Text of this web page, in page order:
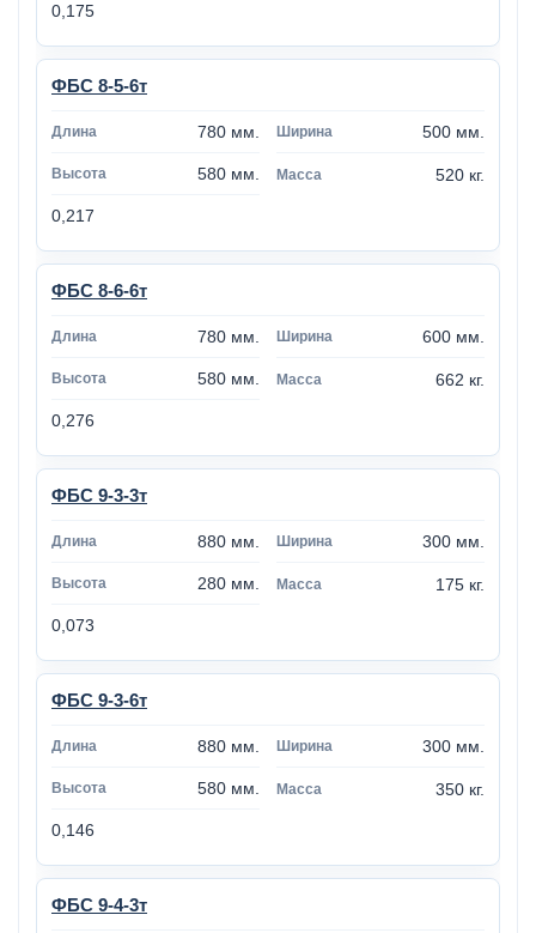
0,175
ФБС 8-5-6т
780 мм. 500 мм.
580 мм. 520 кг.
0,217
ФБС 8-6-6т
780 мм. 600 мм.
580 мм. 662 кг.
0,276
ФБС 9-3-3т
880 мм. 300 мм.
280 мм. 175 кг.
0,073
ФБС 9-3-6т
880 мм. 300 мм.
580 мм. 350 кг.
0,146
ФБС 9-4-3т